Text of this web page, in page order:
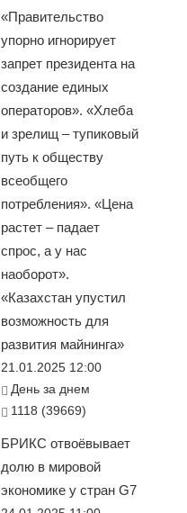
«Правительство
упорно игнорирует
запрет президента на
создание единых
операторов». «Хлеба
и зрелищ – тупиковый
путь к обществу
всеобщего
потребления». «Цена
растет – падает
спрос, а у нас
наоборот».
«Казахстан упустил
возможность для
развития майнинга»
21.01.2025 12:00
День за днем
1118 (39669)
БРИКС отвоёвывает
долю в мировой
экономике у стран G7